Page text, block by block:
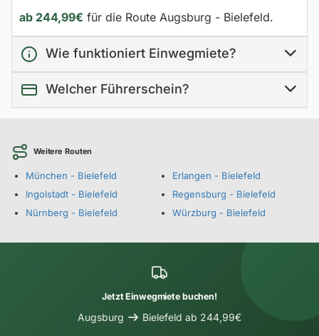
ab 244,99€ für die Route Augsburg - Bielefeld.
Wie funktioniert Einwegmiete?
Welcher Führerschein?
Weitere Routen
München - Bielefeld
Ingolstadt - Bielefeld
Nürnberg - Bielefeld
Erlangen - Bielefeld
Regensburg - Bielefeld
Würzburg - Bielefeld
Jetzt Einwegmiete buchen!
Augsburg Bielefeld ab 244,99€